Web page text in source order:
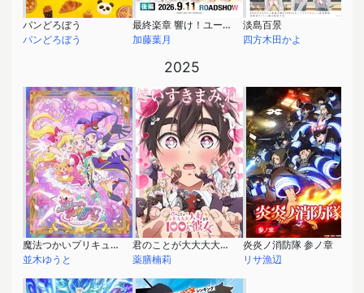
パンどろぼう
パンどろぼう
最終楽章 響け！ユーフォニアム 後編
加藤葉月
淡島百景
四方木田かよ
2025
魔法つかいプリキュア！！～MIRAI DAYS～
並木ゆうと
君のことが大大大大大好きな100人の彼女 第2期
薬膳楠莉
炎炎ノ消防隊 参ノ章
リサ漁辺